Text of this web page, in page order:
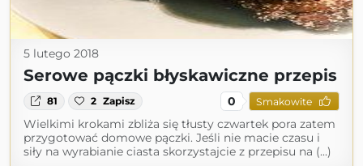
5 lutego 2018
Serowe pączki błyskawiczne przepis
81 2 Zapisz 0 Smakowite
Wielkimi krokami zbliża się tłusty czwartek pora zatem
przygotować domowe pączki. Jeśli nie macie czasu i
siły na wyrabianie ciasta skorzystajcie z przepisu na (...)